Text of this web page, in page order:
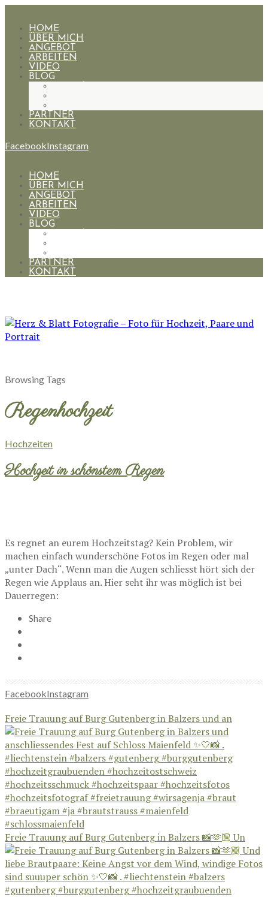
HOME
ÜBER MICH
ANGEBOT
ARBEITEN
VIDEO
BLOG
PARTNER
KONTAKT
FacebookInstagram
HOME
ÜBER MICH
ANGEBOT
ARBEITEN
VIDEO
BLOG
PARTNER
KONTAKT
Browsing Tags
Regenhochzeit
Hochzeiten
Hochzeit in schönstem Regen
Es regnet an eurem Hochzeitstag? Kein Problem, wir
machen einfach wunderschöne Fotos im Regen oder mal
„unter Dach“. Wenn man die Augen schliesst hört sich der
Regen wie Applaus an. Hier seht ihr was möglich ist bei
Dauerregen:
Share
FacebookInstagram
Freie Trauung auf Burg Gutenberg in Balzers und an
Freie Trauung auf Burg Gutenberg in Balzers 📸🫶🏼 Un